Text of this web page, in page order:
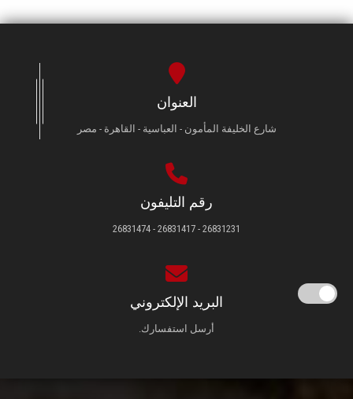
العنوان
شارع الخليفة المأمون - العباسية - القاهرة - مصر
رقم التليفون
26831231 - 26831417 - 26831474
البريد الإلكتروني
أرسل استفسارك.